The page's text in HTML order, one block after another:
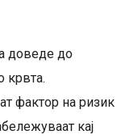
доведе до
крвта.
фактор на ризик
кај